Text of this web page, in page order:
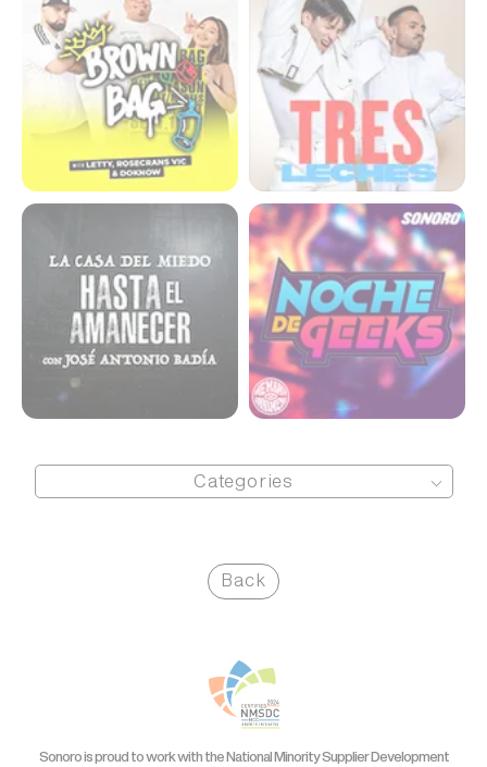
La cadada del miedo Noche de Geeks
Categories
Back
Sonoro is proud to work with the National Minority Supplier Development